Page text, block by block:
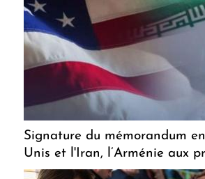
Signature du mémorandum
Unis et l'Iran, l’Arménie aux